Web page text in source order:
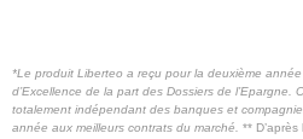
*Le produit Liberteo a reçu pour la deuxième
d’Excellence de la part des Dossiers de l’Epargne.
totalement indépendant des banques et
année aux meilleurs contrats du marché. **